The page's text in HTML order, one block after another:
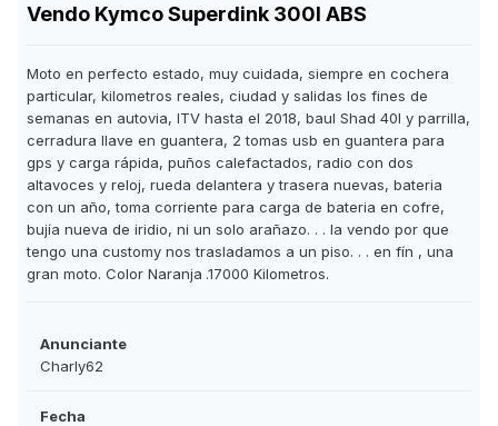
Vendo Kymco Superdink 300I ABS
Moto en perfecto estado, muy cuidada, siempre en cochera
particular, kilometros reales, ciudad y salidas los fines de
semanas en autovia, ITV hasta el 2018, baul Shad 40l y parrilla,
cerradura llave en guantera, 2 tomas usb en guantera para
gps y carga rápida, puños calefactados, radio con dos
altavoces y reloj, rueda delantera y trasera nuevas, bateria
con un año, toma corriente para carga de bateria en cofre,
bujía nueva de iridio, ni un solo arañazo. . . la vendo por que
tengo una customy nos trasladamos a un piso. . . en fín , una
gran moto. Color Naranja .17000 Kilometros.
Anunciante
Charly62
Fecha